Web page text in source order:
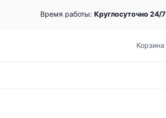
Время работы: Круглосуточно 24/7
Корзина